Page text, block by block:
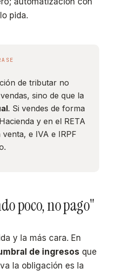
pida.
de tributar no
sino de que la
. Si vendes de forma
y en el RETA
e IVA e IRPF
poco, no pago"
y la más cara. En
de ingresos que
la obligación es la